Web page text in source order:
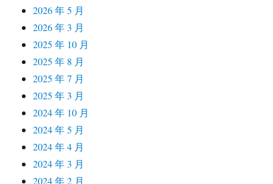
2026 年 5 月
2026 年 3 月
2025 年 10 月
2025 年 8 月
2025 年 7 月
2025 年 3 月
2024 年 10 月
2024 年 5 月
2024 年 4 月
2024 年 3 月
2024 年 2 月